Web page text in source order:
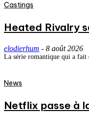
Castings
Heated Rivalry
elodierhum - 8 août 2026
La série romantique qui a
News
Netflix passe à